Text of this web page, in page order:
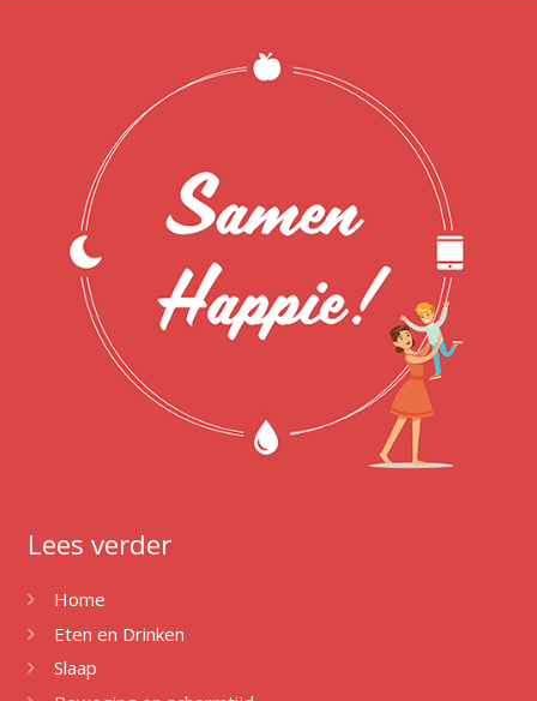
Lees verder
Home
Eten en Drinken
Slaap